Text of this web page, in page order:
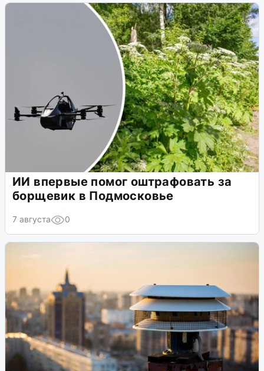
ИИ впервые помог оштрафовать за
борщевик в Подмосковье
7 августа 0